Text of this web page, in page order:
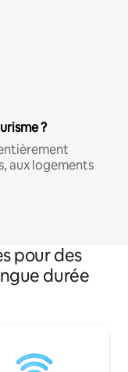
?
aux logements
pour des
durée